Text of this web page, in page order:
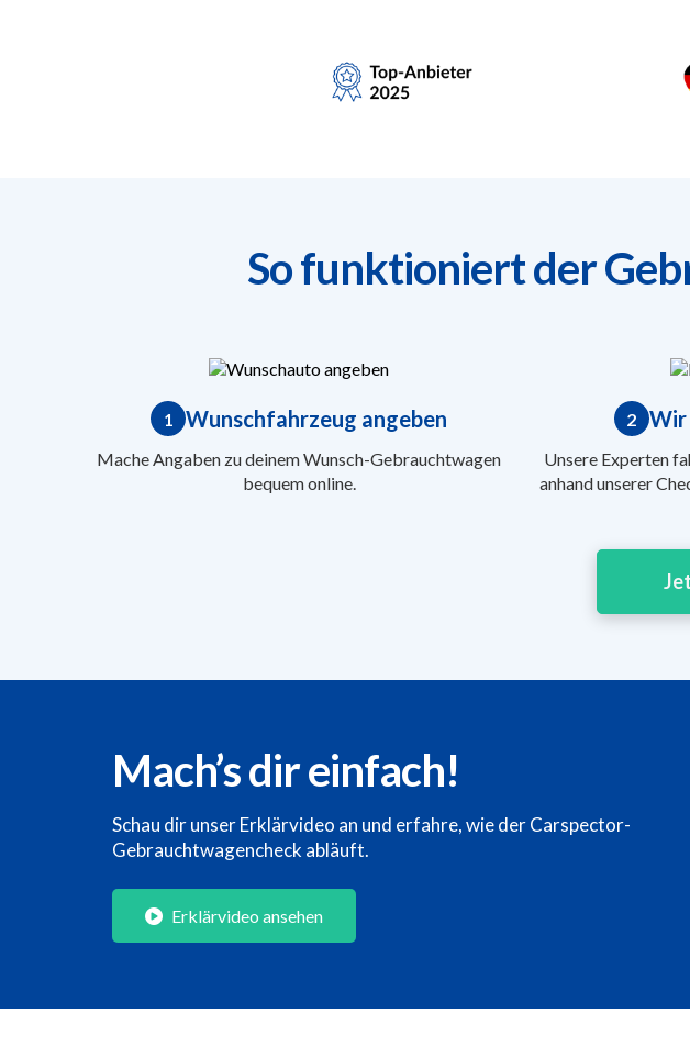
So funktioniert der
1 Wunschfahrzeug angeben
Mache Angaben zu deinem Wunsch-Gebrauchtwagen
bequem online.
2 Wir
Unsere Experten
anhand unserer
Mach’s dir einfach!
Schau dir unser Erklärvideo an und erfahre, wie der Carspector-
Gebrauchtwagencheck abläuft.
Erklärvideo ansehen